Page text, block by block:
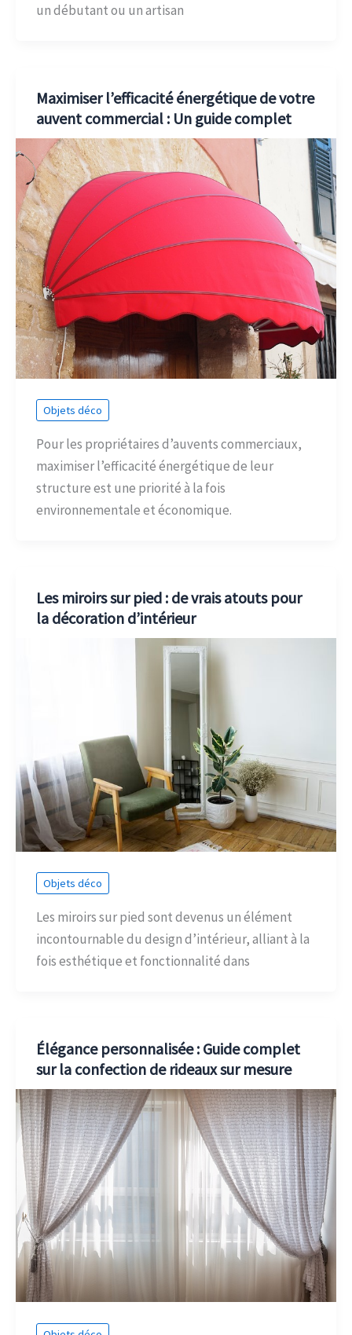
un débutant ou un artisan
Maximiser l’efficacité énergétique de votre
auvent commercial : Un guide complet
Objets déco
Pour les propriétaires d’auvents commerciaux,
maximiser l’efficacité énergétique de leur
structure est une priorité à la fois
environnementale et économique.
Les miroirs sur pied : de vrais atouts pour
la décoration d’intérieur
Objets déco
Les miroirs sur pied sont devenus un élément
incontournable du design d’intérieur, alliant à la
fois esthétique et fonctionnalité dans
Élégance personnalisée : Guide complet
sur la confection de rideaux sur mesure